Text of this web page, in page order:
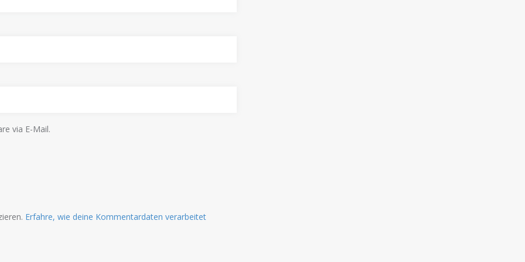
via E-Mail.
Erfahre, wie deine Kommentardaten verarbeitet